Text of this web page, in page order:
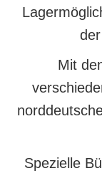
Mit
Spezielle